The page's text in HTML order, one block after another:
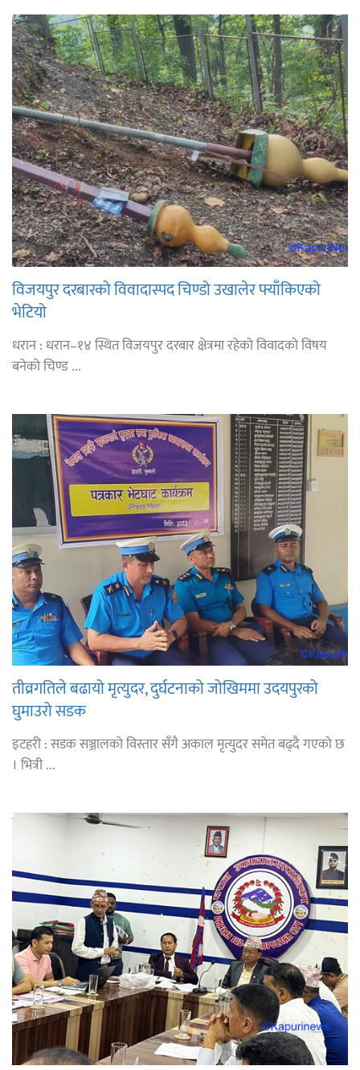
विजयपुर दरबारको विवादास्पद चिण्डो उखालेर फ्याँकिएको
भेटियो
धरान : धरान–१४ स्थित विजयपुर दरबार क्षेत्रमा रहेको विवादको विषय
बनेको चिण्ड ...
तीव्रगतिले बढायो मृत्युदर, दुर्घटनाको जोखिममा उदयपुरको
घुमाउरो सडक
इटहरी : सडक सञ्जालको विस्तार सँगै अकाल मृत्युदर समेत बढ्दै गएको छ
। भित्री ...